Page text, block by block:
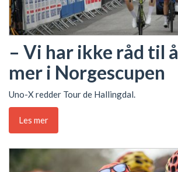
– Vi har ikke råd til
mer i Norgescupen
Uno-X redder Tour de Hallingdal.
Les mer